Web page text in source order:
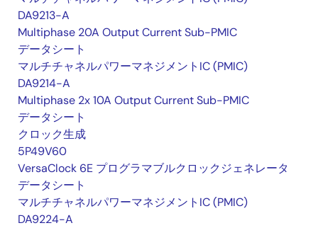
DA9213-A
Multiphase 20A Output Current Sub-PMIC
データシート
マルチチャネルパワーマネジメントIC (PMIC)
DA9214-A
Multiphase 2x 10A Output Current Sub-PMIC
データシート
クロック生成
5P49V60
VersaClock 6E プログラマブルクロックジェネレータ
データシート
マルチチャネルパワーマネジメントIC (PMIC)
DA9224-A